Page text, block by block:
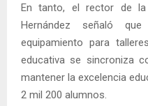
En tanto, el rector de la
Hernández señaló
equipamiento para
educativa se sincroniza
mantener la excelencia
2 mil 200 alumnos.